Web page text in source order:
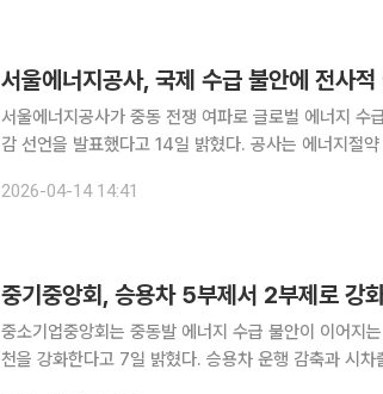
서울에너지공사, 국제 수급 불안에 전사
서울에너지공사가 중동 전쟁 여파로 글로벌 에너지 수
감 선언을 발표했다고 14일 밝혔다. 공사는 에너지절약 캠페인을 넘어 공공기관이 먼저 책임을 다하
절감 조치는 불요불급한 에너지 사용을 전면 축소하는
2026-04-14 14:41
중기중앙회, 승용차 5부제서 2부제로 강
중소기업중앙회는 중동발 에너지 수급 불안이 이어지
천을 강화한다고 7일 밝혔다. 승용차 운행 감축과 시